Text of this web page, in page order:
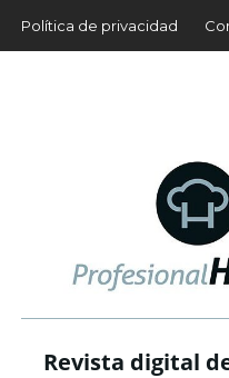
Política de privacidad
Revista digital